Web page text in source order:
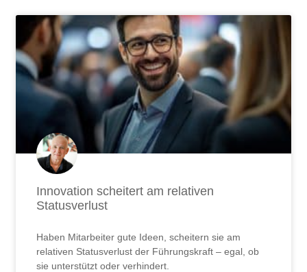
Innovation scheitert am relativen
Statusverlust
Haben Mitarbeiter gute Ideen, scheitern sie am
relativen Statusverlust der Führungskraft – egal, ob
sie unterstützt oder verhindert.